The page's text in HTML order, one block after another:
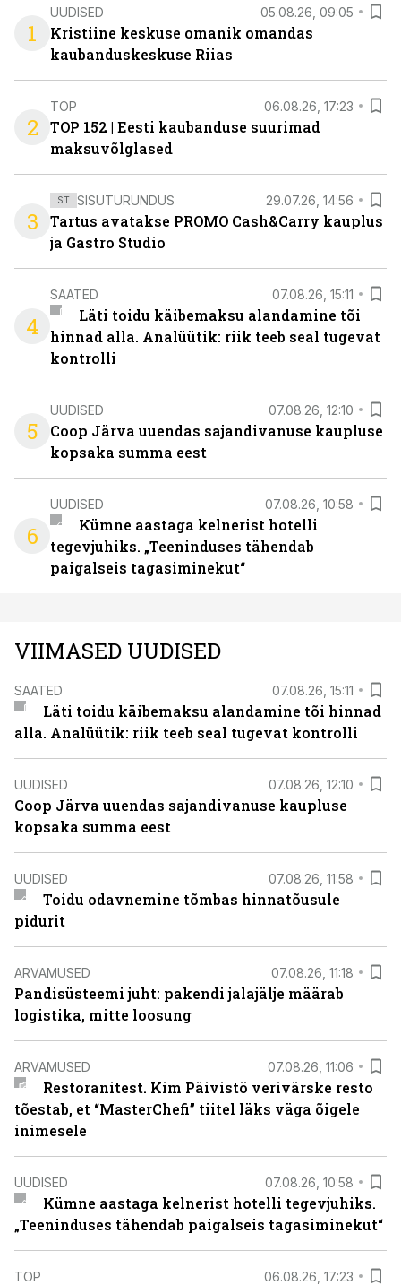
1
UUDISED 05.08.26, 09:05
Kristiine keskuse omanik omandas
kaubanduskeskuse Riias
2
TOP 06.08.26, 17:23
TOP 152 | Eesti kaubanduse suurimad
maksuvõlglased
3
ST SISUTURUNDUS 29.07.26, 14:56
Tartus avatakse PROMO Cash&Carry kauplus
ja Gastro Studio
4
SAATED 07.08.26, 15:11
Läti toidu käibemaksu alandamine tõi
hinnad alla. Analüütik: riik teeb seal tugevat
kontrolli
5
UUDISED 07.08.26, 12:10
Coop Järva uuendas sajandivanuse kaupluse
kopsaka summa eest
6
UUDISED 07.08.26, 10:58
Kümne aastaga kelnerist hotelli
tegevjuhiks. „Teeninduses tähendab
paigalseis tagasiminekut“
VIIMASED UUDISED
SAATED 07.08.26, 15:11
Läti toidu käibemaksu alandamine tõi hinnad
alla. Analüütik: riik teeb seal tugevat kontrolli
UUDISED 07.08.26, 12:10
Coop Järva uuendas sajandivanuse kaupluse
kopsaka summa eest
UUDISED 07.08.26, 11:58
Toidu odavnemine tõmbas hinnatõusule
pidurit
ARVAMUSED 07.08.26, 11:18
Pandisüsteemi juht: pakendi jalajälje määrab
logistika, mitte loosung
ARVAMUSED 07.08.26, 11:06
Restoranitest. Kim Päivistö verivärske resto
tõestab, et “MasterChefi” tiitel läks väga õigele
inimesele
UUDISED 07.08.26, 10:58
Kümne aastaga kelnerist hotelli tegevjuhiks.
„Teeninduses tähendab paigalseis tagasiminekut“
TOP 06.08.26, 17:23